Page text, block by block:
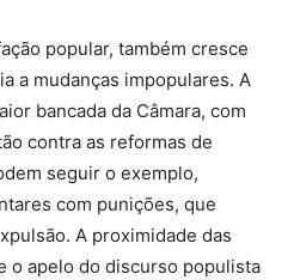
popular, também cresce
a mudanças impopulares. A
bancada da Câmara, com
contra as reformas de
seguir o exemplo,
com punições, que
A proximidade das
o apelo do discurso populista